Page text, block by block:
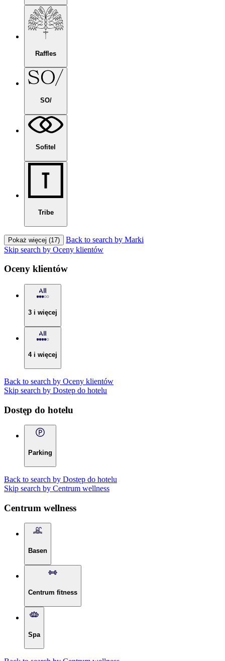
Raffles
SO/
Sofitel
Tribe
Pokaż więcej (17)
Back to search by Marki
Skip search by Oceny klientów
Oceny klientów
3 i więcej
4 i więcej
Back to search by Oceny klientów
Skip search by Dostęp do hotelu
Dostęp do hotelu
Parking
Back to search by Dostęp do hotelu
Skip search by Centrum wellness
Centrum wellness
Basen
Centrum fitness
Spa